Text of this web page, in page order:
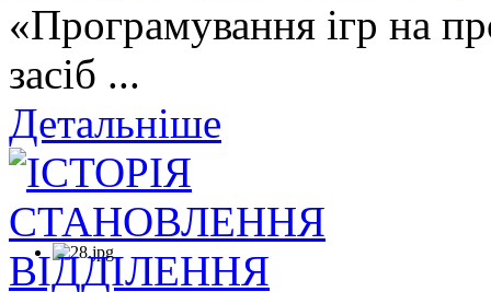
«Програмування ігр на
засіб ...
Детальніше